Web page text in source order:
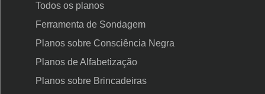
Todos os planos
Ferramenta de Sondagem
Planos sobre Consciência Negra
Planos de Alfabetização
Planos sobre Brincadeiras